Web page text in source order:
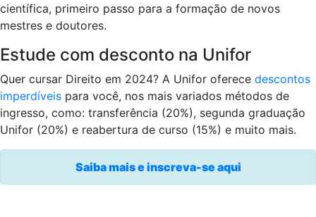
científica, primeiro passo para a formação de novos
mestres e doutores.
Estude com desconto na Unifor
Quer cursar Direito em 2024? A Unifor oferece descontos
imperdíveis para você, nos mais variados métodos de
ingresso, como: transferência (20%), segunda graduação
Unifor (20%) e reabertura de curso (15%) e muito mais.
Saiba mais e inscreva-se aqui